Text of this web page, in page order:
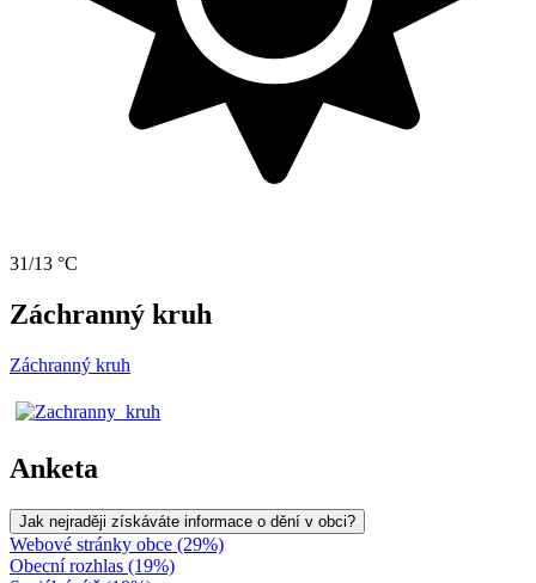
31/13 °C
Záchranný kruh
Záchranný kruh
Anketa
Jak nejraději získáváte informace o dění v obci?
Webové stránky obce (29%)
Obecní rozhlas (19%)